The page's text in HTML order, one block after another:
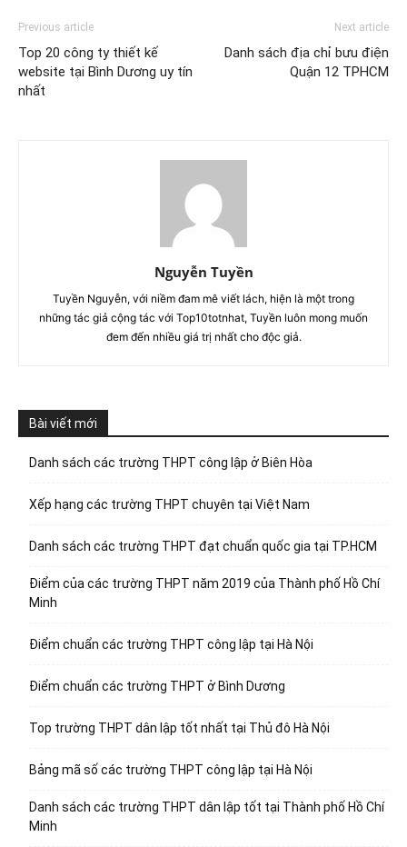
Previous article
Top 20 công ty thiết kế
website tại Bình Dương uy tín
nhất
Next article
Danh sách địa chỉ bưu điện
Quận 12 TPHCM
Nguyễn Tuyền
Tuyền Nguyễn, với niềm đam mê viết lách, hiện là một trong
những tác giả cộng tác với Top10totnhat, Tuyền luôn mong muốn
đem đến nhiều giá trị nhất cho độc giả.
Bài viết mới
Danh sách các trường THPT công lập ở Biên Hòa
Xếp hạng các trường THPT chuyên tại Việt Nam
Danh sách các trường THPT đạt chuẩn quốc gia tại TP.HCM
Điểm của các trường THPT năm 2019 của Thành phố Hồ Chí
Minh
Điểm chuẩn các trường THPT công lập tại Hà Nội
Điểm chuẩn các trường THPT ở Bình Dương
Top trường THPT dân lập tốt nhất tại Thủ đô Hà Nội
Bảng mã số các trường THPT công lập tại Hà Nội
Danh sách các trường THPT dân lập tốt tại Thành phố Hồ Chí
Minh